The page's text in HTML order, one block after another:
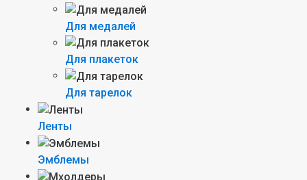
Для медалей
Для плакеток
Для тарелок
Ленты
Эмблемы